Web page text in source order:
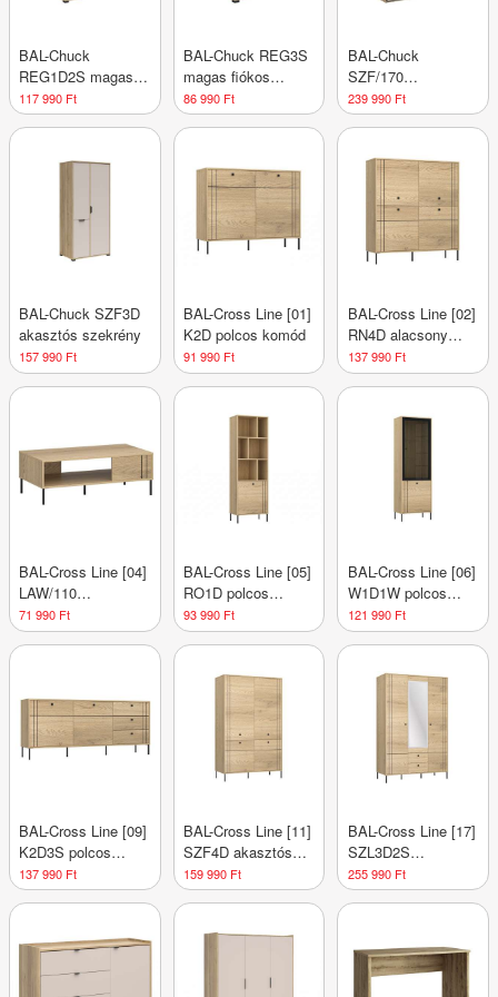
BAL-Chuck
REG1D2S magas
polcos komód
117 990 Ft
BAL-Chuck REG3S
magas fiókos
komód polcokkal
86 990 Ft
BAL-Chuck
SZF/170
gardróbszekrény
239 990 Ft
BAL-Chuck SZF3D
akasztós szekrény
157 990 Ft
BAL-Cross Line [01]
K2D polcos komód
91 990 Ft
BAL-Cross Line [02]
RN4D alacsony
polcos szekrény
137 990 Ft
BAL-Cross Line [04]
LAW/110
dohányzóasztal
71 990 Ft
BAL-Cross Line [05]
RO1D polcos
szekrény
93 990 Ft
BAL-Cross Line [06]
W1D1W polcos
vitrin
121 990 Ft
BAL-Cross Line [09]
K2D3S polcos
komód 3 fiókkal
137 990 Ft
BAL-Cross Line [11]
SZF4D akasztós
szekrény
159 990 Ft
BAL-Cross Line [17]
SZL3D2S
gardróbszekrény
tükörrel
255 990 Ft